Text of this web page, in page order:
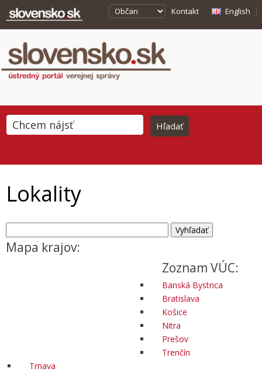
Kontakt English
Lokality
Mapa krajov:
Zoznam VÚC:
Banská Bystrica
Bratislava
Košice
Nitra
Prešov
Trenčín
Trnava